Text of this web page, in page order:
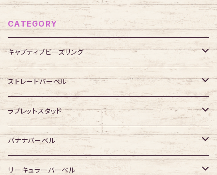
CATEGORY
キャプティブビーズリング
316Lサージカルステンレス
ジュエル無し
ジュエル有り
サージカルチタン
ジュエル無し
ジュエル有り
アクリル・その他
ストレートバーベル
316Lサージカルステンレス
ジュエル無し
ジュエル有り
サージカルチタン
ジュエル無し
アクリル・その他
ラブレットスタッド
316Lサージカルステンレス
ジュエル無し
サージカルチタン
バナナバーベル
316Lサージカルステンレス
サーキュラーバーベル